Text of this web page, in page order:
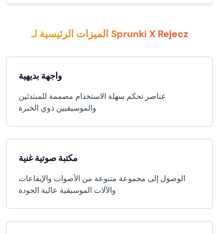
الميزات الرئيسية لـ Sprunki X Rejecz
واجهة بديهية
عناصر تحكم سهلة الاستخدام مصممة للمبتدئين
والموسيقيين ذوي الخبرة
مكتبة صوتية غنية
الوصول إلى مجموعة متنوعة من الأصوات والإيقاعات
والآلات الموسيقية عالية الجودة